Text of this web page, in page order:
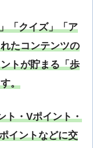
「クイズ」「ア
たコンテンツの
トが貯まる「歩
。
ト・Vポイント・
イントなどに交